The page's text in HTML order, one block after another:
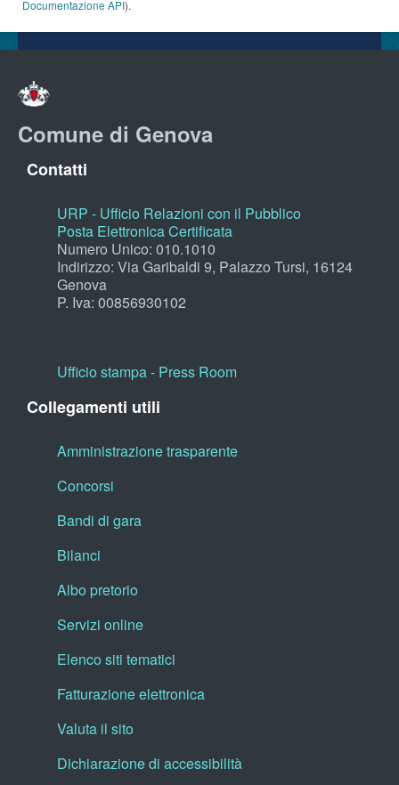
Documentazione API).
Comune di Genova
Contatti
URP - Ufficio Relazioni con il Pubblico
Posta Elettronica Certificata
Numero Unico: 010.1010
Indirizzo: Via Garibaldi 9, Palazzo Tursi, 16124
Genova
P. Iva: 00856930102
Ufficio stampa - Press Room
Collegamenti utili
Amministrazione trasparente
Concorsi
Bandi di gara
Bilanci
Albo pretorio
Servizi online
Elenco siti tematici
Fatturazione elettronica
Valuta il sito
Dichiarazione di accessibilità